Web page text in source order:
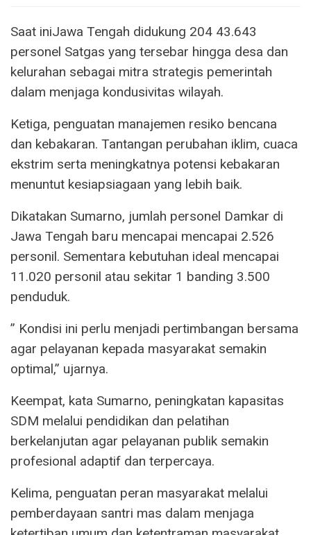
Saat iniJawa Tengah didukung 204 43.643
personel Satgas yang tersebar hingga desa dan
kelurahan sebagai mitra strategis pemerintah
dalam menjaga kondusivitas wilayah.
Ketiga, penguatan manajemen resiko bencana
dan kebakaran. Tantangan perubahan iklim, cuaca
ekstrim serta meningkatnya potensi kebakaran
menuntut kesiapsiagaan yang lebih baik.
Dikatakan Sumarno, jumlah personel Damkar di
Jawa Tengah baru mencapai mencapai 2.526
personil. Sementara kebutuhan ideal mencapai
11.020 personil atau sekitar 1 banding 3.500
penduduk.
” Kondisi ini perlu menjadi pertimbangan bersama
agar pelayanan kepada masyarakat semakin
optimal,” ujarnya.
Keempat, kata Sumarno, peningkatan kapasitas
SDM melalui pendidikan dan pelatihan
berkelanjutan agar pelayanan publik semakin
profesional adaptif dan terpercaya.
Kelima, penguatan peran masyarakat melalui
pemberdayaan santri mas dalam menjaga